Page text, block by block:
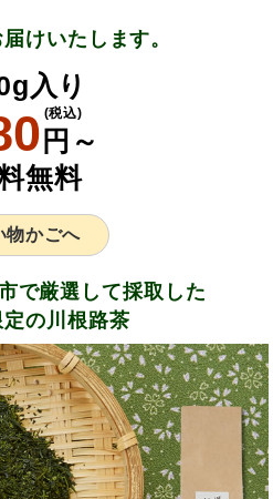
けいたします。
入り
円～
(税込)
無料
物かごへ
で厳選して採取した
の川根路茶